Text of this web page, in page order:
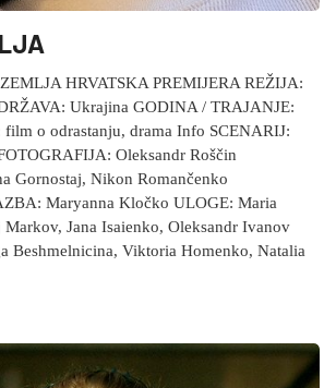
HRVATSKA PREMIJERA REŽIJA:
Ukrajina GODINA / TRAJANJE:
film o odrastanju, drama Info SCENARIJ:
Oleksandr Roščin
Gornostaj, Nikon Romančenko
Maryanna Kločko ULOGE: Maria
Jana Isaienko, Oleksandr Ivanov
Beshmelnicina, Viktoria Homenko, Natalia